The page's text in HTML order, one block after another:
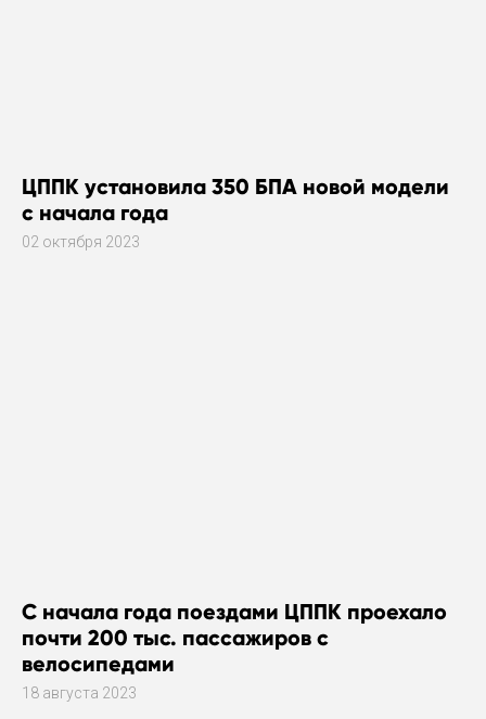
ЦППК установила 350 БПА новой модели
с начала года
02 октября 2023
С начала года поездами ЦППК проехало
почти 200 тыс. пассажиров с
велосипедами
18 августа 2023